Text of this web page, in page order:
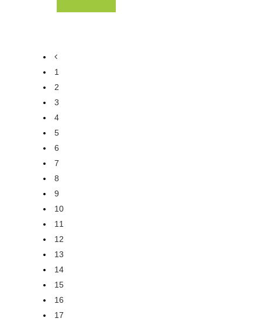
1
2
3
4
5
6
7
8
9
10
11
12
13
14
15
16
17